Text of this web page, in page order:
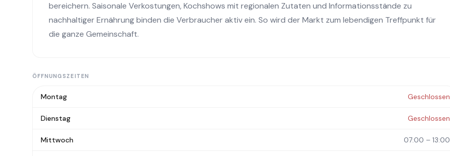
bereichern. Saisonale Verkostungen, Kochshows mit regionalen Zutaten und Informationsstände zu
nachhaltiger Ernährung binden die Verbraucher aktiv ein. So wird der Markt zum lebendigen Treffpunkt für
die ganze Gemeinschaft.
ÖFFNUNGSZEITEN
Montag Geschlossen
Dienstag Geschlossen
Mittwoch 07:00 – 13:00